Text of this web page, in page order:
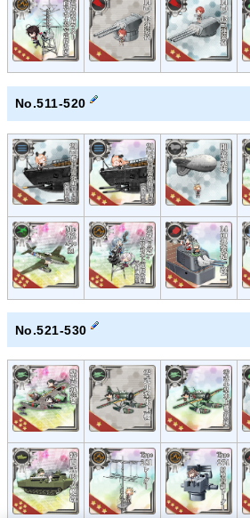
No.511-520
No.521-530